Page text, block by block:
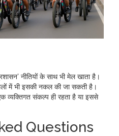
नीतियों के साथ भी मेल खाता है।
में भी इसकी नकल की जा सकती है।
व्यक्तिगत संकल्प ही रहता है या इससे
Questions